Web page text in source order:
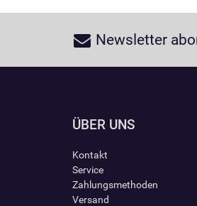
Newsletter
ÜBER UNS
Kontakt
Service
Zahlungsmethoden
Versand